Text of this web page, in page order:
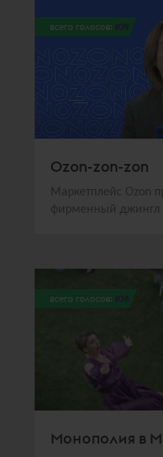
всего голосов: 109
Ozon-zon-zon
Маркетплейс Ozon
фирменный джингл
всего голосов: 108
Монополия в